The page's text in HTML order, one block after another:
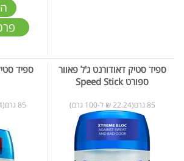
ספיד סטיק דאודורנט ג'ל פאוור
ספורט Speed Stick
85 גרם(22.24 ₪ ל-100 גרם) 85 גרם(22.24 ₪ ל-100 גרם)